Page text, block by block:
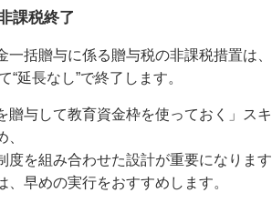
課税終了
一括贈与に係る贈与税の非課税措置は、
延長なし”で終了します。
贈与して教育資金枠を使っておく」ス
度を組み合わせた設計が重要になります
、早めの実行をおすすめします。